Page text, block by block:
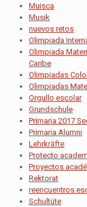
Muisca
Musik
nuevos retos
Olimpiada
Olimpiada
Caribe
Olimpiadas
Olimpiadas
Orgullo escolar
Grundschule
Primaria 2017
Primaria Alumni
Lehrkräfte
Protecto
Proyectos
Rektorat
reencuentros
Schultüte